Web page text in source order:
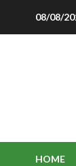
08/08/
HOME